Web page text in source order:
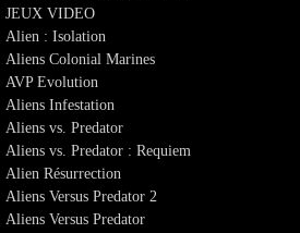
JEUX VIDEO
Alien : Isolation
Aliens Colonial Marines
AVP Evolution
Aliens Infestation
Aliens vs. Predator
Aliens vs. Predator : Requiem
Alien Résurrection
Aliens Versus Predator 2
Aliens Versus Predator